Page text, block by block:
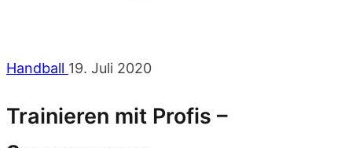
Handball 19. Juli 2020
Trainieren mit Profis –